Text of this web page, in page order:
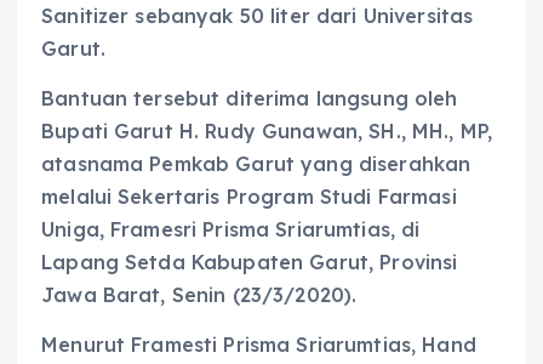
Sanitizer sebanyak 50 liter dari Universitas
Garut.
Bantuan tersebut diterima langsung oleh
Bupati Garut H. Rudy Gunawan, SH., MH., MP,
atasnama Pemkab Garut yang diserahkan
melalui Sekertaris Program Studi Farmasi
Uniga, Framesri Prisma Sriarumtias, di
Lapang Setda Kabupaten Garut, Provinsi
Jawa Barat, Senin (23/3/2020).
Menurut Framesti Prisma Sriarumtias, Hand